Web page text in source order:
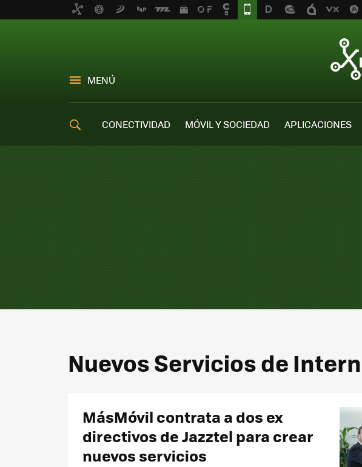
MENÚ
CONECTIVIDAD MÓVIL Y SOCIEDAD APLICACIONES
Nuevos Servicios de
MásMóvil contrata a dos ex
directivos de Jazztel para crear
nuevos servicios